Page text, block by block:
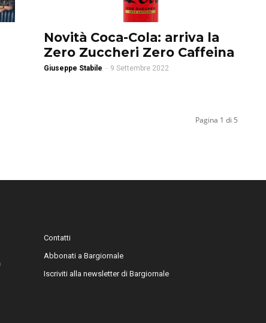
Novità Coca-Cola: arriva la
Zero Zuccheri Zero Caffeina
Giuseppe Stabile - 9 Settembre 2022
Pagina 1 di 5
Contatti
Abbonati a Bargiornale
Iscriviti alla newsletter di Bargiornale